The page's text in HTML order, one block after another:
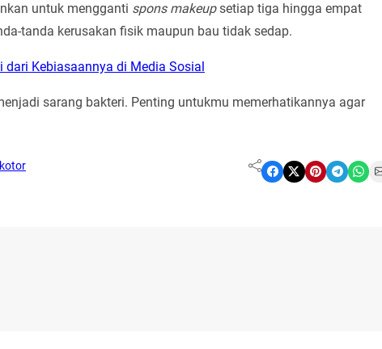
untuk mengganti spons makeupsetiap tiga hingga empat
tanda kerusakan fisik maupun bau tidak sedap.
Kebiasaannya di Media Sosial
sarang bakteri. Penting untukmu memerhatikannya agar
Share on Facebook Share on X Share on Pinterest Share on Telegram Share on WhatsApp Share on Email